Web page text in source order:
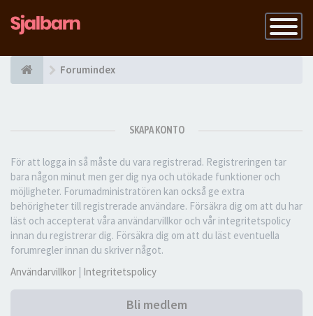
Slå
på
Forumindex
SKAPA KONTO
För att logga in så måste du vara registrerad. Registreringen tar
bara någon minut men ger dig nya och utökade funktioner och
möjligheter. Forumadministratören kan också ge extra
behörigheter till registrerade användare. Försäkra dig om att du har
läst och accepterat våra användarvillkor och vår integritetspolicy
innan du registrerar dig. Försäkra dig om att du läst eventuella
forumregler innan du skriver något.
Användarvillkor | Integritetspolicy
Bli medlem